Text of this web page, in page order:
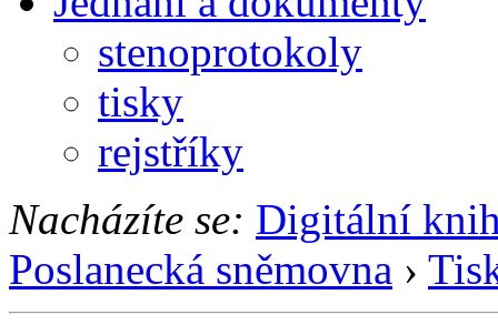
stenoprotokoly
tisky
rejstříky
Nacházíte se: Digitální
Poslanecká sněmovna ›